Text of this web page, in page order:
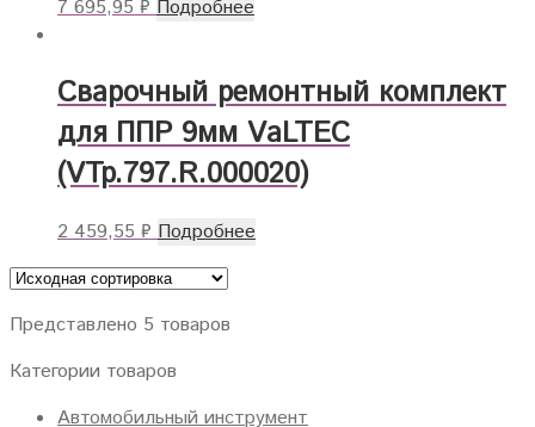
7 695,95₽ Подробнее
Сварочный ремонтный комплект
для ППР 9мм VaLTEC
(VTp.797.R.000020)
2 459,55₽ Подробнее
Представлено 5 товаров
Категории товаров
Автомобильный инструмент